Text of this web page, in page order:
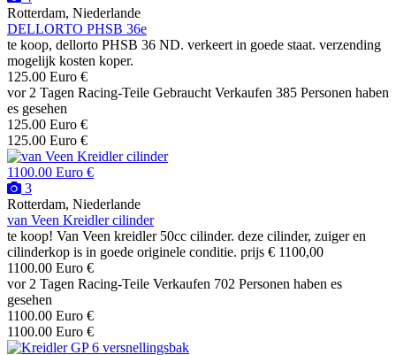
Rotterdam, Niederlande
DELLORTO PHSB 36e
te koop, dellorto PHSB 36 ND. verkeert in goede staat. verzending
mogelijk kosten koper.
125.00 Euro €
vor 2 Tagen Racing-Teile Gebraucht Verkaufen 385 Personen haben
es gesehen
125.00 Euro €
125.00 Euro €
1100.00 Euro €
3
Rotterdam, Niederlande
van Veen Kreidler cilinder
te koop! Van Veen kreidler 50cc cilinder. deze cilinder, zuiger en
cilinderkop is in goede originele conditie. prijs € 1100,00
1100.00 Euro €
vor 2 Tagen Racing-Teile Verkaufen 702 Personen haben es
gesehen
1100.00 Euro €
1100.00 Euro €